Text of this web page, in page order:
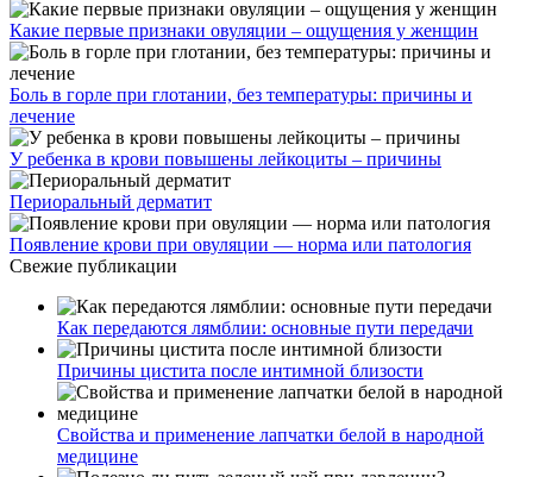
Какие первые признаки овуляции – ощущения у женщин
Боль в горле при глотании, без температуры: причины и
лечение
У ребенка в крови повышены лейкоциты – причины
Периоральный дерматит
Появление крови при овуляции — норма или патология
Свежие публикации
Как передаются лямблии: основные пути передачи
Причины цистита после интимной близости
Свойства и применение лапчатки белой в народной
медицине